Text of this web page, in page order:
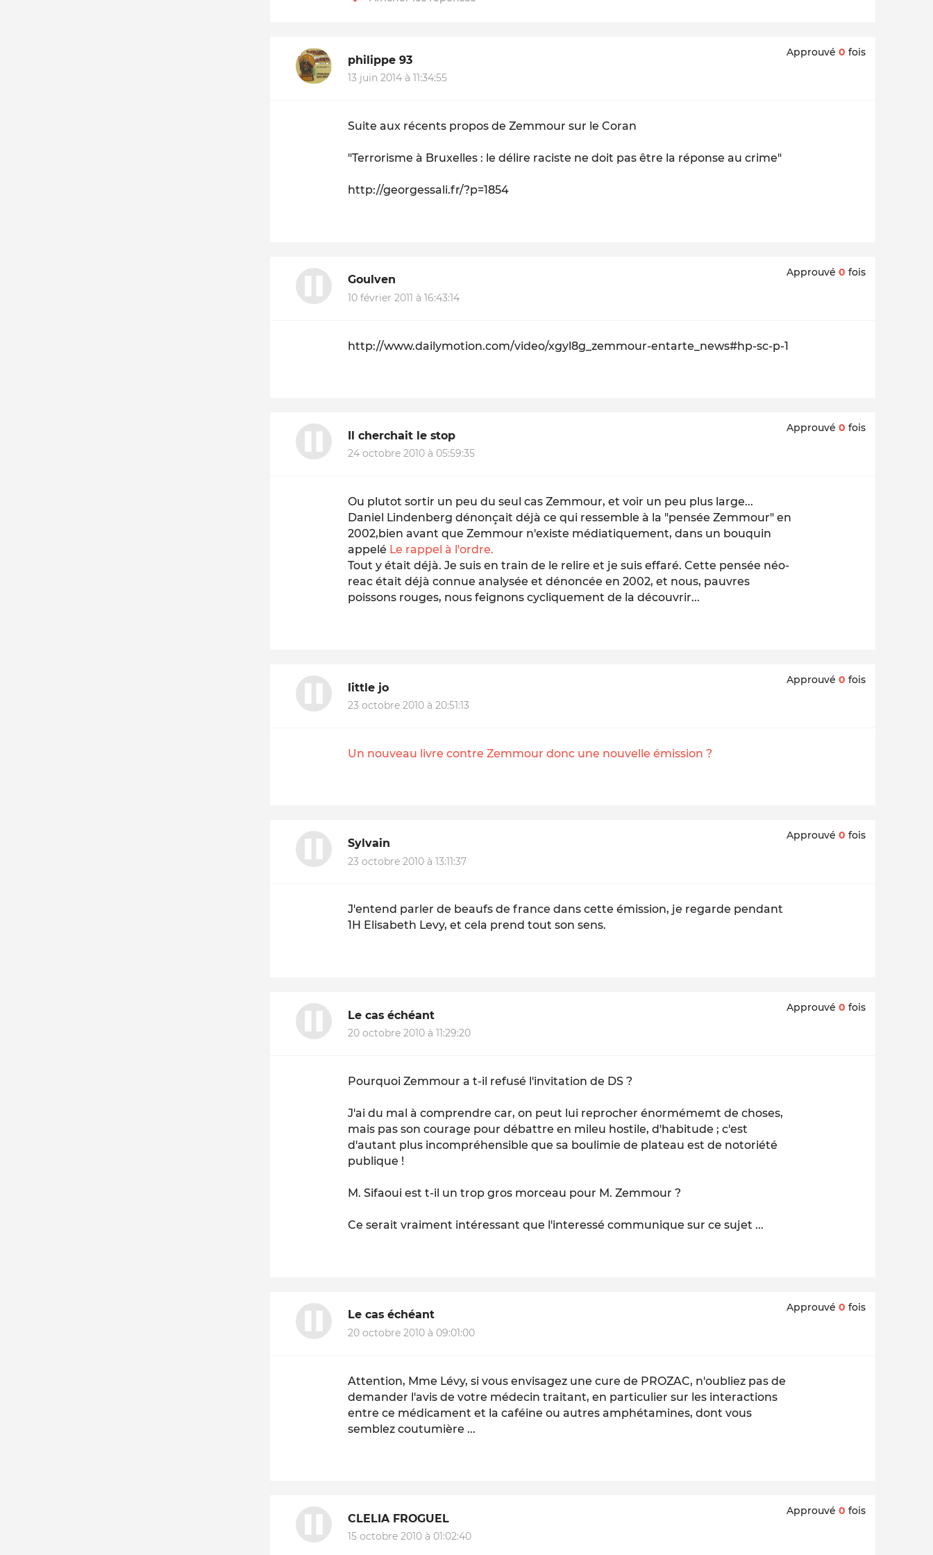
philippe 93
13 juin 2014 à 11:34:55
Approuvé 0 fois
Suite aux récents propos de Zemmour sur le Coran
"Terrorisme à Bruxelles : le délire raciste ne doit pas être la réponse au crime"
http://georgessali.fr/?p=1854
Goulven
10 février 2011 à 16:43:14
Approuvé 0 fois
http://www.dailymotion.com/video/xgyl8g_zemmour-entarte_news#hp-sc-p-1
Il cherchait le stop
24 octobre 2010 à 05:59:35
Approuvé 0 fois
Ou plutot sortir un peu du seul cas Zemmour, et voir un peu plus large...
Daniel Lindenberg dénonçait déjà ce qui ressemble à la "pensée Zemmour" en
2002,bien avant que Zemmour n'existe médiatiquement, dans un bouquin
appelé Le rappel à l'ordre.
Tout y était déjà. Je suis en train de le relire et je suis effaré. Cette pensée néo-
reac était déjà connue analysée et dénoncée en 2002, et nous, pauvres
poissons rouges, nous feignons cycliquement de la découvrir...
little jo
23 octobre 2010 à 20:51:13
Approuvé 0 fois
Un nouveau livre contre Zemmour donc une nouvelle émission ?
Sylvain
23 octobre 2010 à 13:11:37
Approuvé 0 fois
J'entend parler de beaufs de france dans cette émission, je regarde pendant
1H Elisabeth Levy, et cela prend tout son sens.
Le cas échéant
20 octobre 2010 à 11:29:20
Approuvé 0 fois
Pourquoi Zemmour a t-il refusé l'invitation de DS ?
J'ai du mal à comprendre car, on peut lui reprocher énormémemt de choses,
mais pas son courage pour débattre en mileu hostile, d'habitude ; c'est
d'autant plus incompréhensible que sa boulimie de plateau est de notoriété
publique !
M. Sifaoui est t-il un trop gros morceau pour M. Zemmour ?
Ce serait vraiment intéressant que l'interessé communique sur ce sujet ...
Le cas échéant
20 octobre 2010 à 09:01:00
Approuvé 0 fois
Attention, Mme Lévy, si vous envisagez une cure de PROZAC, n'oubliez pas de
demander l'avis de votre médecin traitant, en particulier sur les interactions
entre ce médicament et la caféine ou autres amphétamines, dont vous
semblez coutumière ...
CLELIA FROGUEL
15 octobre 2010 à 01:02:40
Approuvé 0 fois